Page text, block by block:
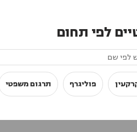
לפי תחום
פוליגרף תרגום משפטי